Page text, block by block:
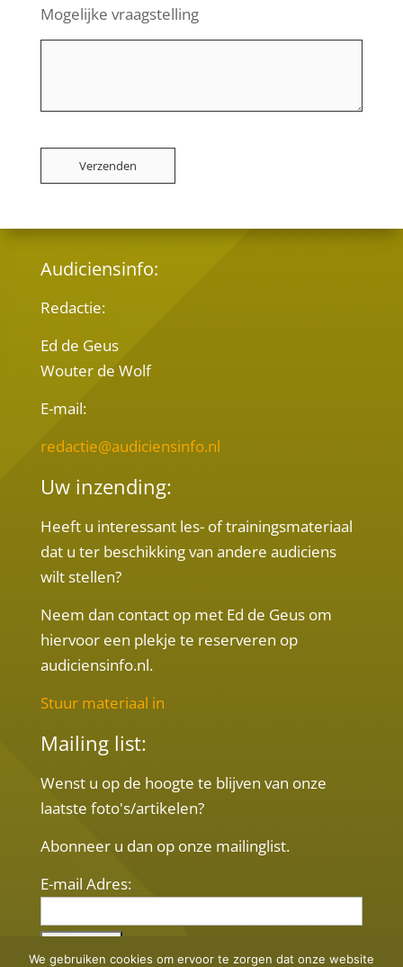
Mogelijke vraagstelling
Audiciensinfo:
Redactie:
Ed de Geus
Wouter de Wolf
E-mail:
redactie@audiciensinfo.nl
Uw inzending:
Heeft u interessant les- of trainingsmateriaal
dat u ter beschikking van andere audiciens
wilt stellen?
Neem dan contact op met Ed de Geus om
hiervoor een plekje te reserveren op
audiciensinfo.nl.
Stuur materiaal in
Mailing list:
Wenst u op de hoogte te blijven van onze
laatste foto's/artikelen?
Abonneer u dan op onze mailinglist.
E-mail Adres:
We gebruiken cookies om ervoor te zorgen dat onze website